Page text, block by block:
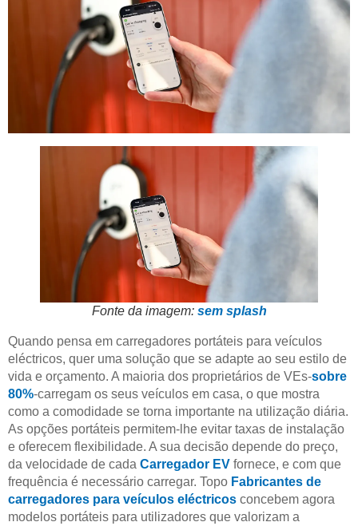
Fonte da imagem: sem splash
Quando pensa em carregadores portáteis para veículos
eléctricos, quer uma solução que se adapte ao seu estilo de
vida e orçamento. A maioria dos proprietários de VEs-sobre
80%-carregam os seus veículos em casa, o que mostra
como a comodidade se torna importante na utilização diária.
As opções portáteis permitem-lhe evitar taxas de instalação
e oferecem flexibilidade. A sua decisão depende do preço,
da velocidade de cada Carregador EV fornece, e com que
frequência é necessário carregar. Topo Fabricantes de
carregadores para veículos eléctricos concebem agora
modelos portáteis para utilizadores que valorizam a